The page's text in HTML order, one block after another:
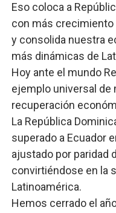
Eso coloca a
con más
y consolida nuestra
más dinámicas de
Hoy ante el mundo
ejemplo universal de
recuperación
La República
superado a Ecuador
ajustado por paridad
convirtiéndose en la
Latinoamérica.
Hemos cerrado el